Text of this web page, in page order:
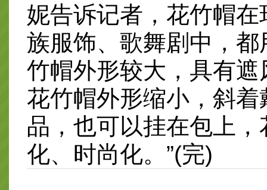
妮告诉记者，花竹帽
族服饰、歌舞剧中，
竹帽外形较大，具有
花竹帽外形缩小，斜
品，也可以挂在包上
化、时尚化。”(完)